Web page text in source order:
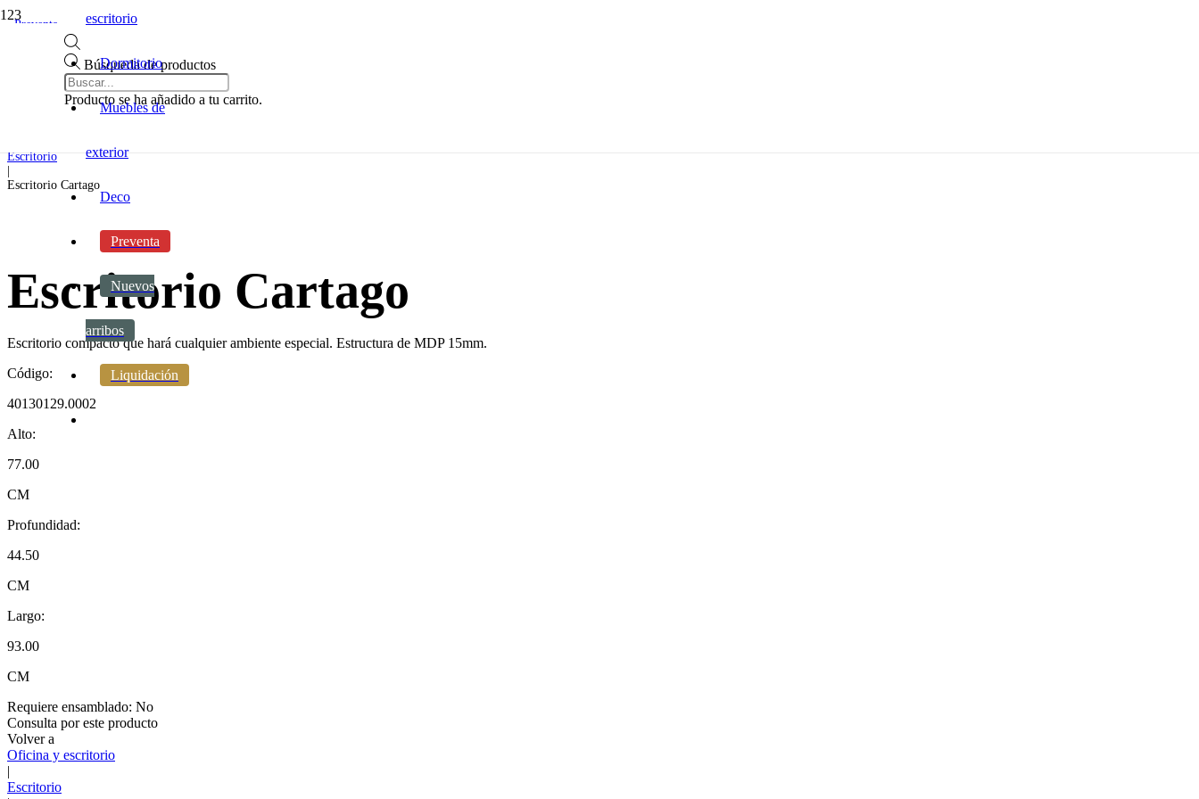
Búsqueda de productos
Producto se ha añadido a tu carrito.
escritorio
Dormitorio
Muebles de
exterior
Deco
Preventa
Nuevos
arribos
Liquidación
Oficina y escritorio
Escritorio
Escritorio Cartago
Escritorio Cartago
Escritorio compacto que hará cualquier ambiente especial. Estructura de MDP 15mm.
Código:
40130129.0002
Alto:
77.00
CM
Profundidad:
44.50
CM
Largo:
93.00
CM
Requiere ensamblado: No
Consulta por este producto
Volver a
Oficina y escritorio
|
Escritorio
Preventa